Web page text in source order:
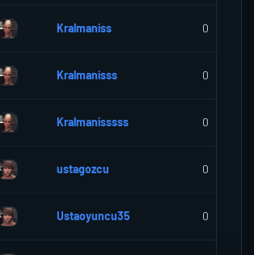
Kralmaniss 0
Kralmanisss 0
Kralmanisssss 0
ustagozcu 0
Ustaoyuncu35 0